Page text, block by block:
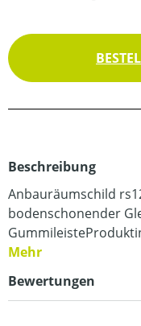
Beschreibung
Anbauräumschild
bodenschonender
Mehr
Bewertungen